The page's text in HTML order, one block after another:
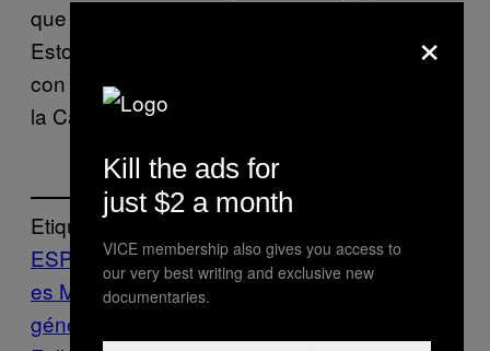
que aun no hemos podido descifrar del todo.
Estos mocos blancos compiten en bocazas
con el arzobispo de Toledo. Unos troleando
la Cabalgata y el otro la realidad.
Etiquetado:
ESPAÑA Madrid Noticias Pictoplasma
es Magos Toledo Vice Blog
género
×
Kill the ads for
just $2 a month
VICE membership also gives you access to
our very best writing and exclusive new
documentaries.